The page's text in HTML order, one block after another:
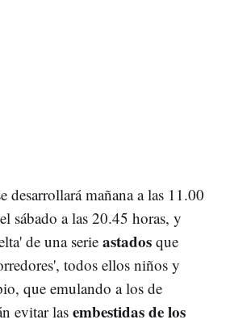
desarrollará mañana a las 11.00
sábado a las 20.45 horas, y
de una serie astados que
todos ellos niños y
que emulando a los de
evitar lasembestidas de los